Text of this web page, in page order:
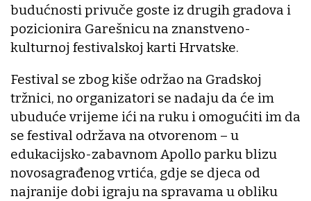
budućnosti privuče goste iz drugih gradova i
pozicionira Garešnicu na znanstveno-
kulturnoj festivalskoj karti Hrvatske.
Festival se zbog kiše održao na Gradskoj
tržnici, no organizatori se nadaju da će im
ubuduće vrijeme ići na ruku i omogućiti im da
se festival održava na otvorenom – u
edukacijsko-zabavnom Apollo parku blizu
novosagrađenog vrtića, gdje se djeca od
najranije dobi igraju na spravama u obliku